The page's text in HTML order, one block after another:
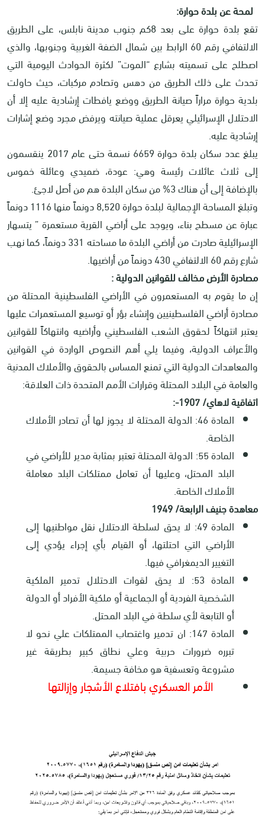
لمحة عن بلدة حوارة:
تقع بلدة حوارة على بعد 8كم جنوب مدينة نابلس، على الطريق
الالتفافي رقم 60 الرابط بين شمال الضفة الغربية وجنوبها، والذي
اصطلح على تسميته بشارع “الموت” لكثرة الحوادث اليومية التي
تحدث على ذلك الطريق من دهس وتصادم مركبات، حيث حاولت
بلدية حوارة مراراً صيانة الطريق ووضع يافطات إرشادية عليه إلا أن
الاحتلال الإسرائيلي يعرقل عملية صيانته ويرفض مجرد وضع إشارات
إرشادية عليه.
يبلغ عدد سكان بلدة حوارة 6659 نسمة حتى عام 2017 ينقسمون
إلى ثلاث عائلات رئيسة وهي: عودة، ضميدي وعائلة خموس
بالإضافة إلى أن هناك 3% من سكان البلدة هم من أصل لاجئ.
وتبلغ المساحة الإجمالية لبلدة حوارة 8,520 دونماً منها 1116 دونماً
عبارة عن مسطح بناء، ويوجد على أراضي القرية مستعمرة ” يتسهار
الإسرائيلية صادرت من أراضي البلدة ما مساحته 331 دونماً، كما نهب
شارع رقم 60 الالتفافي 430 دونماً من أراضيها.
مصادرة الأرض مخالف للقوانين الدولية :
إن ما يقوم به المستعمرون في الأراضي الفلسطينية المحتلة من
مصادرة أراضي الفلسطينيين وإنشاء بؤر أو توسيع المستعمرات عليها
يعتبر انتهاكاً لحقوق الشعب الفلسطيني وأراضيه وانتهاكاً للقوانين
والأعراف الدولية، وفيما يلي أهم النصوص الواردة في القوانين
والمعاهدات الدولية التي تمنع المساس بالحقوق والأملاك المدنية
والعامة في البلاد المحتلة وقرارات الأمم المتحدة ذات العلاقة:
اتفاقية لاهاي/ 1907
:-
المادة 46: الدولة المحتلة لا يجوز لها أن تصادر الأملاك
الخاصة.
المادة 55: الدولة المحتلة تعتبر بمثابة مدير للأراضي في
البلد المحتل، وعليها أن تعامل ممتلكات البلد معاملة
الأملاك الخاصة.
معاهدة جنيف الرابعة/ 1949
المادة 49: لا يحق لسلطة الاحتلال نقل مواطنيها إلى
الأراضي التي احتلتها، أو القيام بأي إجراء يؤدي إلى
التغيير الديمغرافي فيها.
المادة 53: لا يحق لقوات الاحتلال تدمير الملكية
الشخصية الفردية أو الجماعية أو ملكية الأفراد أو الدولة
أو التابعة لأي سلطة في البلد المحتل.
المادة 147: ان تدمير واغتصاب الممتلكات علي نحو لا
تبرره ضرورات حربية وعلي نطاق كبير بطريقة غير
مشروعة وتعسفية هو مخافة جسيمة.
الأمر العسكري بافتلاع الأشجار وإزالتها